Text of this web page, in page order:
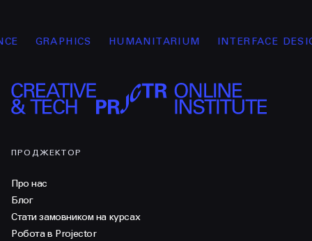
GRAPHICS HUMANITARIUM INTERFACE DESIGN
ПРОДЖЕКТОР
Про нас
Блог
Стати замовником на курсах
Робота в Projector